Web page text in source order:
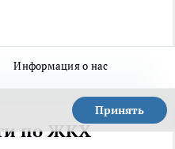
Информация о нас
Принять
по ЖКХ